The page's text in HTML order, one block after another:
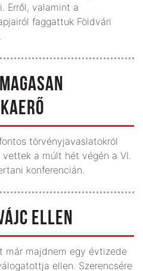
Erről, valamint a
faggattuk Földvári
törvényjavaslatokról
a múlt hét végén a VI.
konferencián.
ELLEN
már majdnem egy évtizede
ellen. Szerencsére